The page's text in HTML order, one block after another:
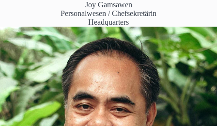
Joy Gamsawen
Personalwesen / Chefsekretärin
Headquarters